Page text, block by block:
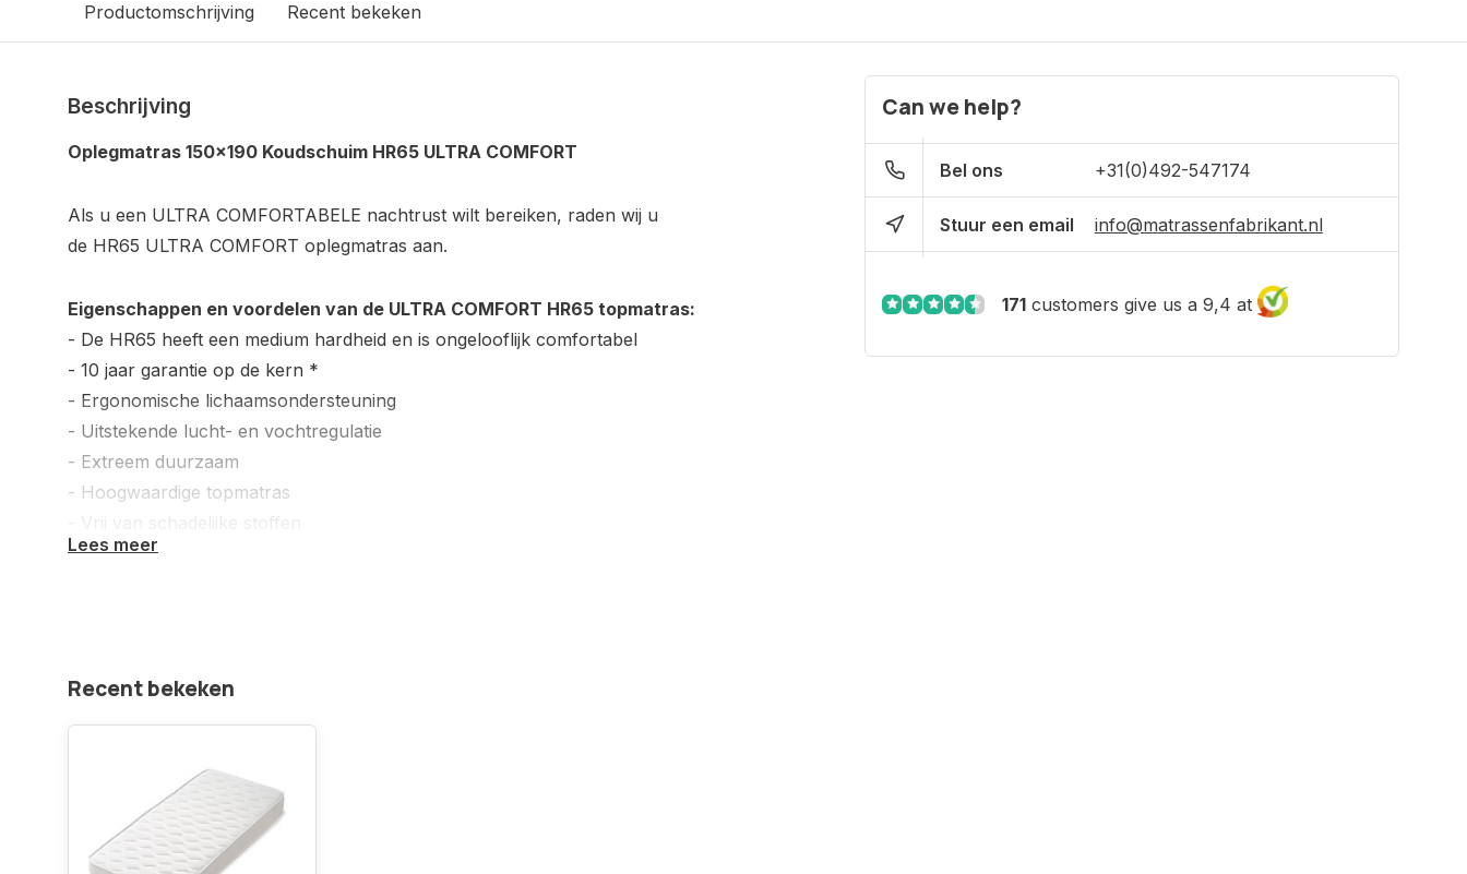
Productomschrijving Recent bekeken
Beschrijving
Oplegmatras 150x190 Koudschuim HR65 ULTRA COMFORT
Als u een ULTRA COMFORTABELE nachtrust wilt bereiken, raden wij u
de HR65 ULTRA COMFORT oplegmatras aan.
Eigenschappen en voordelen van de ULTRA COMFORT HR65 topmatras:
- De HR65 heeft een medium hardheid en is ongelooflijk comfortabel
- 10 jaar garantie op de kern *
- Ergonomische lichaamsondersteuning
- Uitstekende lucht- en vochtregulatie
- Extreem duurzaam
- Hoogwaardige topmatras
mogelijke kwaliteit en comfort.
-Verlengt de levensduur van uw matras
-Verhoogt uw slaapcomfort
-Wijzigt de stevigheid van uw huidig matras
-Geen vervelende naad in het midden
Lees meer
Can we help?
Bel ons +31(0)492-547174
Stuur een email info@matrassenfabrikant.nl
171 customers give us a 9,4 at
Recent bekeken